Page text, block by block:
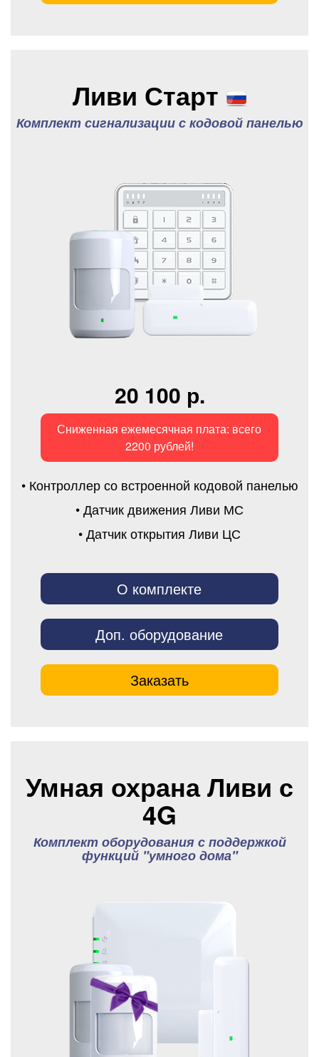
Ливи Старт
Комплект сигнализации с кодовой панелью
20 100 р.
Сниженная ежемесячная плата: всего
2200 рублей!
• Контроллер со встроенной кодовой панелью
• Датчик движения Ливи МС
• Датчик открытия Ливи ЦС
О комплекте
Доп. оборудование
Заказать
Умная охрана Ливи с
4G
Комплект оборудования с поддержкой
функций "умного дома"